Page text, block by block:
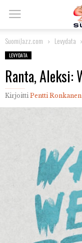
SuomiJazz.com Levydata
LEVYDATA
Ranta, Aleksi:
Kirjoitti Pentti Ronkanen